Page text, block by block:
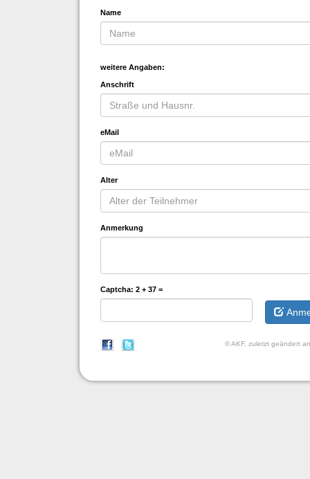
Name
weitere Angaben:
Anschrift
eMail
Alter
Anmerkung
Captcha: 2 + 37 =
© AKF, zuletzt geändert